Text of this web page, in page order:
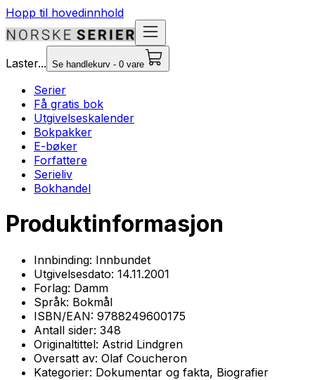
Hopp til hovedinnhold
Laster... Se handlekurv - 0 vare
Serier
Få gratis bok
Utgivelseskalender
Bokpakker
E-bøker
Forfattere
Serieliv
Bokhandel
Produktinformasjon
Innbinding: Innbundet
Utgivelsesdato: 14.11.2001
Forlag: Damm
Språk: Bokmål
ISBN/EAN: 9788249600175
Antall sider: 348
Originaltittel: Astrid Lindgren
Oversatt av: Olaf Coucheron
Kategorier: Dokumentar og fakta, Biografier